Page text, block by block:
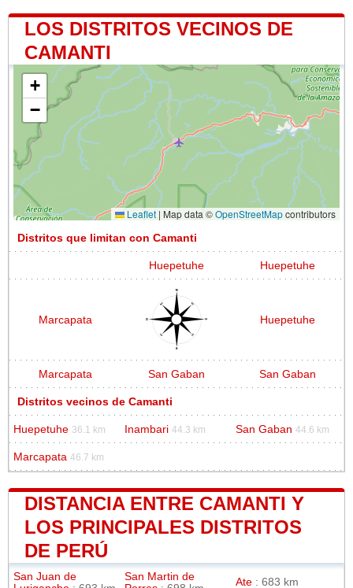
LOS DISTRITOS VECINOS DE
CAMANTI
+
−
Leaflet | Map data ©OpenStreetMapcontributors
Distritos que limitan con Camanti
Huepetuhe Huepetuhe
Marcapata Huepetuhe
Marcapata San Gaban San Gaban
Distritos vecinos de Camanti
Huepetuhe 36.1 km Inambari 44.3 km San Gaban 44.6 km
Marcapata 46.7 km
DISTANCIA ENTRE CAMANTI Y
LOS PRINCIPALES DISTRITOS
DE PERÚ
San Juan de
San Martin de
Ate : 683 km